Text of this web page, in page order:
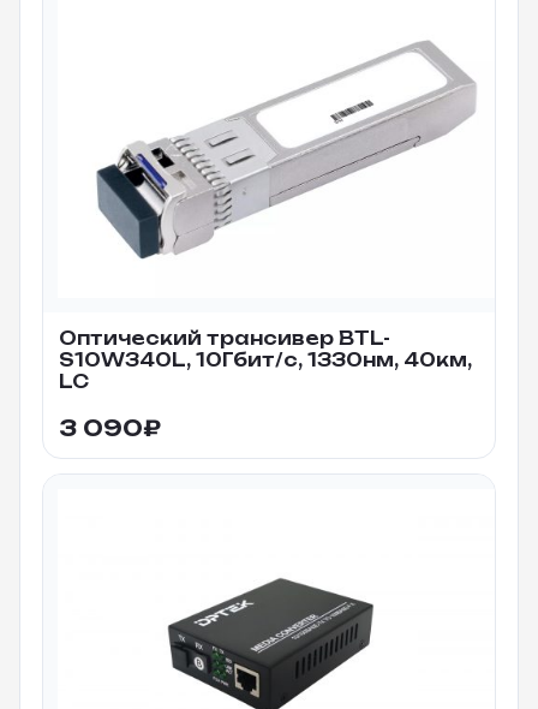
Оптический трансивер BTL-
S10W340L, 10Гбит/c, 1330нм, 40км,
LC
3 090₽